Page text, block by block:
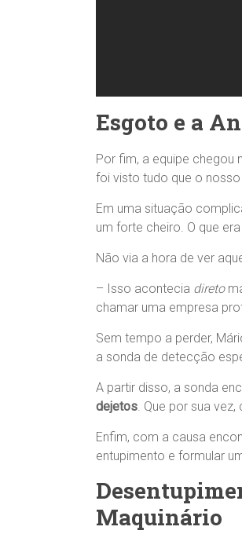
Esgoto e a
Por fim, a equipe chegou
foi visto tudo que o
Em uma situação
um forte cheiro. O que
Não via a hora de ver
– Isso acontecia direto
chamar uma empresa
Sem tempo a perder,
a sonda de detecção
A partir disso, a sonda
dejetos. Que por sua
Enfim, com a causa
entupimento e formular
Maquinário